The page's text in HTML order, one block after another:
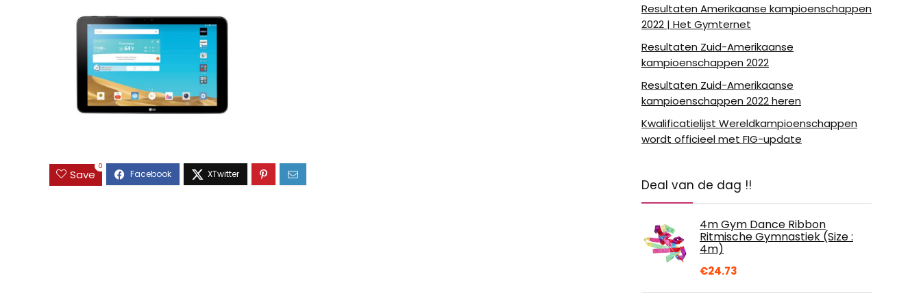
Save
0
Resultaten Amerikaanse kampioenschappen
2022 | Het Gymternet
Resultaten Zuid-Amerikaanse
kampioenschappen 2022
Resultaten Zuid-Amerikaanse
kampioenschappen 2022 heren
Kwalificatielijst Wereldkampioenschappen
wordt officieel met FIG-update
Deal van de dag !!
4m Gym Dance Ribbon
Ritmische Gymnastiek (Size :
4m)
€24.73